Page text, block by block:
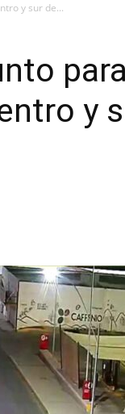
y sur de...
para
y